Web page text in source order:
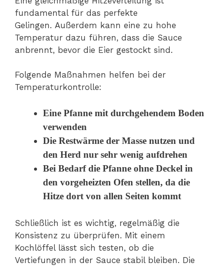
fundamental für das perfekte
Gelingen. Außerdem kann eine zu hohe
Temperatur dazu führen, dass die Sauce
anbrennt, bevor die Eier gestockt sind.
Folgende Maßnahmen helfen bei der
Temperaturkontrolle:
Eine Pfanne mit durchgehendem Boden
verwenden
Die Restwärme der Masse nutzen und
den Herd nur sehr wenig aufdrehen
Bei Bedarf die Pfanne ohne Deckel in
den vorgeheizten Ofen stellen, da die
Hitze dort von allen Seiten kommt
Schließlich ist es wichtig, regelmäßig die
Konsistenz zu überprüfen. Mit einem
Kochlöffel lässt sich testen, ob die
Vertiefungen in der Sauce stabil bleiben. Die